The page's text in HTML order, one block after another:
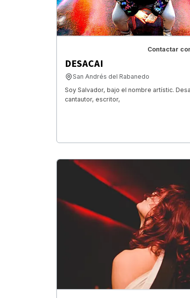
Contactar
DESACAI
San Andrés del Rabanedo
Soy Salvador, bajo el nombre artístic.
cantautor, escritor,